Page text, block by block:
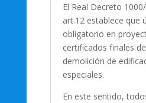
El Real Decreto
art.12 establece que
obligatorio en
certificados finales
demolición de
especiales.
En este sentido,